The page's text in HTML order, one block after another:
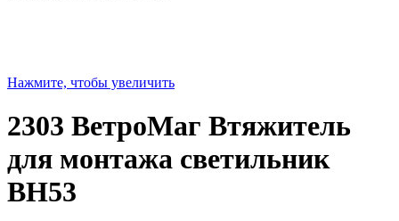
Нажмите, чтобы увеличить
2303 ВетроМаг Втяжитель
для монтажа светильник
BH53